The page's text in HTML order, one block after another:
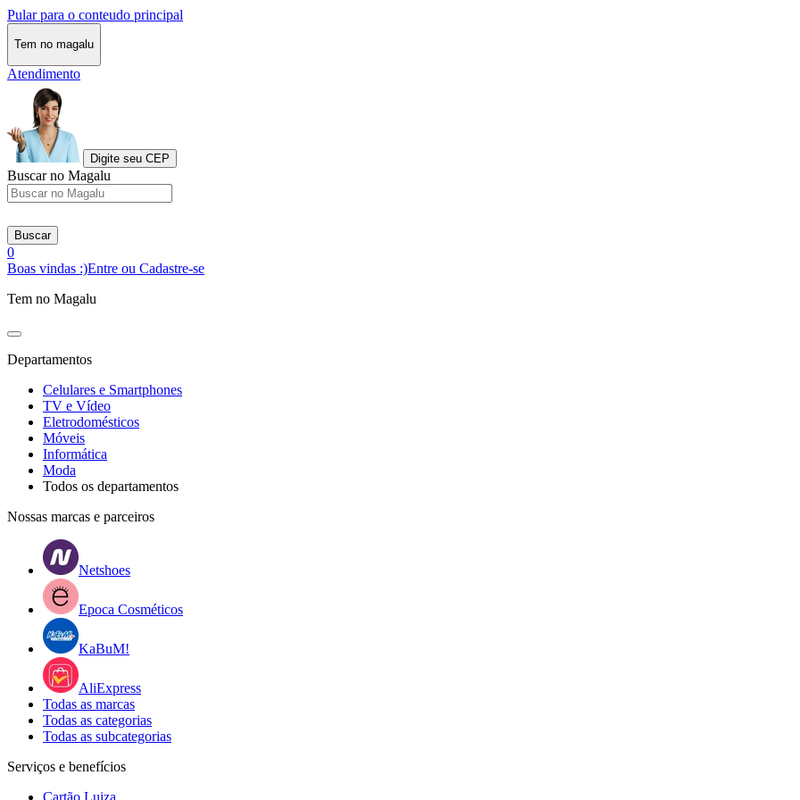
Pular para o conteudo principal
Tem no magalu
Atendimento
Digite seu CEP
Buscar no Magalu
Buscar
0
Boas vindas :)Entre ou Cadastre-se
Tem no Magalu
Departamentos
Celulares e Smartphones
TV e Vídeo
Eletrodomésticos
Móveis
Informática
Moda
Todos os departamentos
Nossas marcas e parceiros
Netshoes
Epoca Cosméticos
KaBuM!
AliExpress
Todas as marcas
Todas as categorias
Todas as subcategorias
Serviços e benefícios
Cartão Luiza